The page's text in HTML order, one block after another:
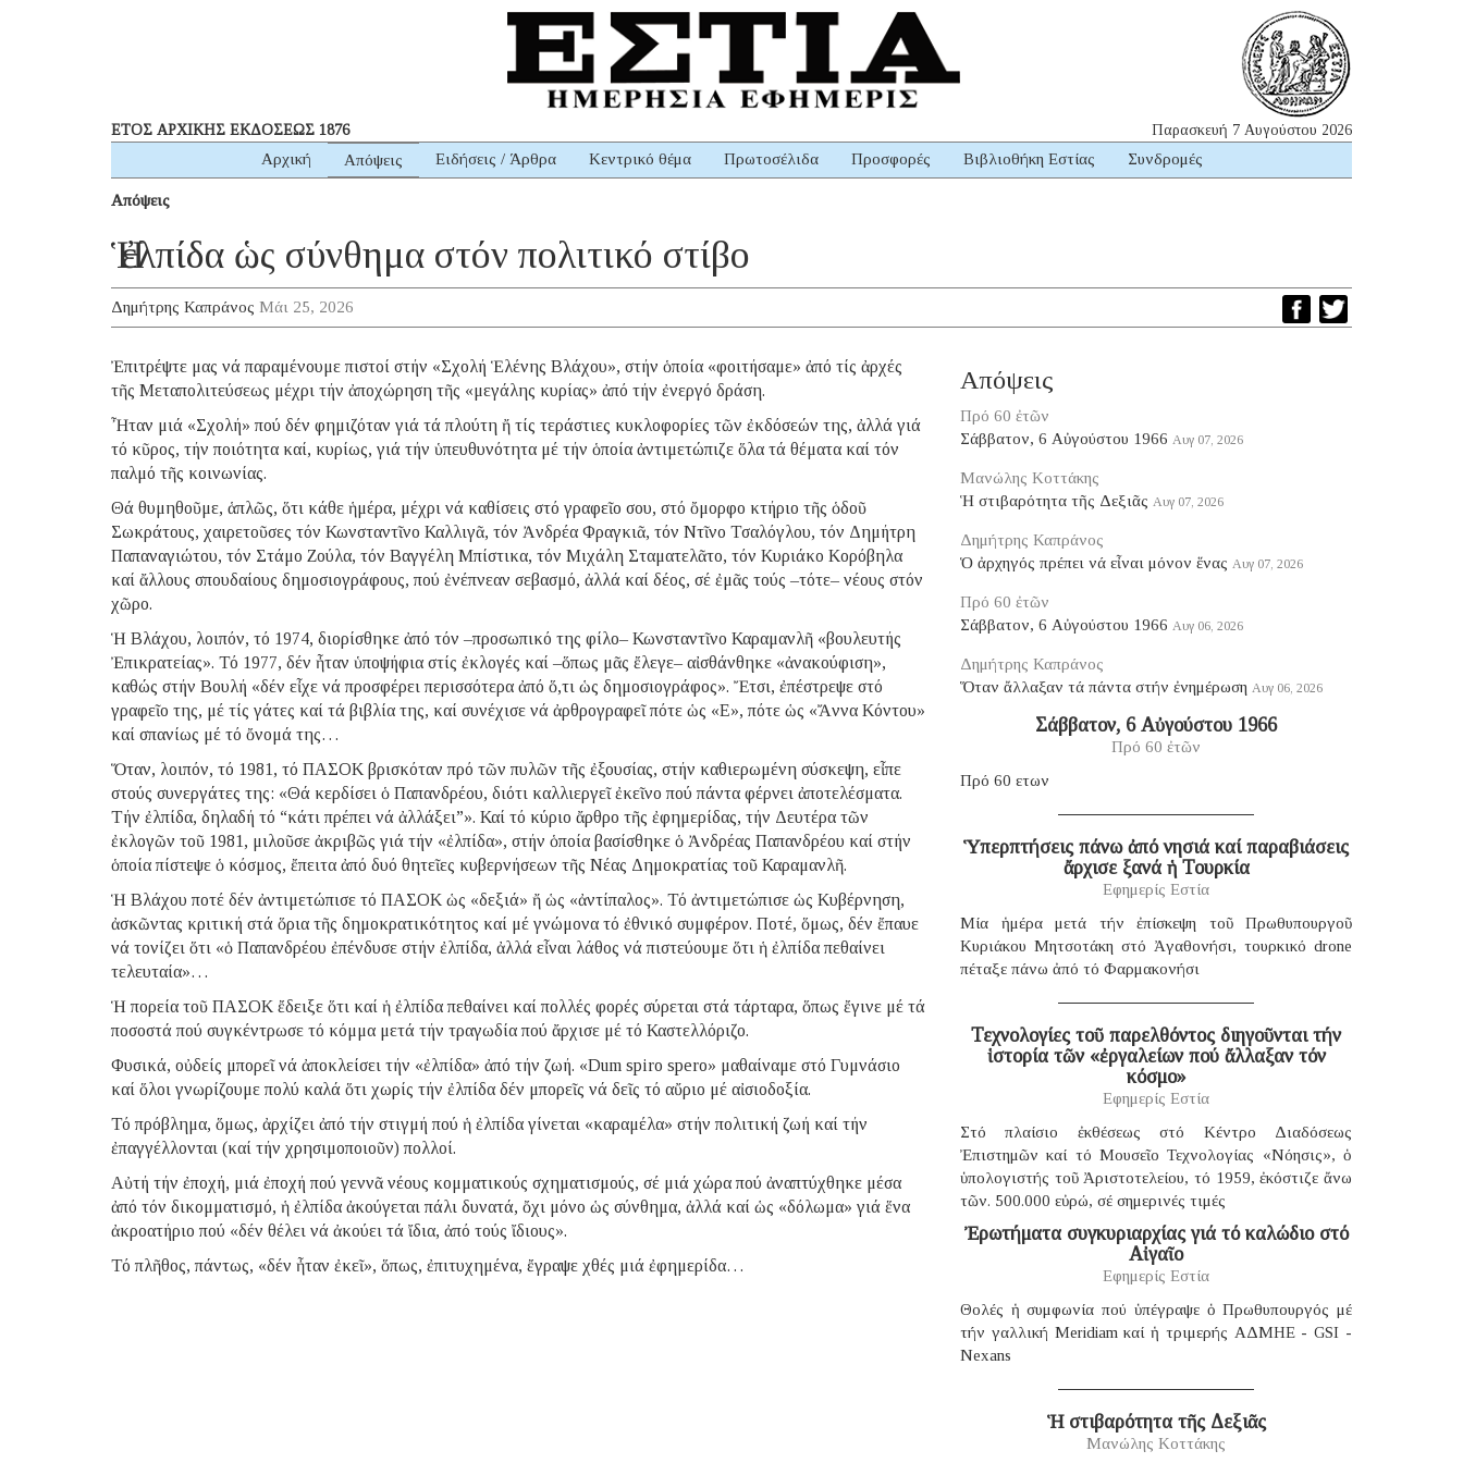
ΕΤΟΣ ΑΡΧΙΚΗΣ ΕΚΔΟΣΕΩΣ 1876 Παρασκευή 7 Αυγούστου 2026
Αρχική Απόψεις Ειδήσεις / Άρθρα Κεντρικό θέμα Πρωτοσέλιδα Προσφορές Βιβλιοθήκη Εστίας Συνδρομές
Απόψεις
Ἡ ἐλπίδα ὡς σύνθημα στόν πολιτικό στίβο
Δημήτρης Καπράνος Μάι 25, 2026
Ἐπιτρέψτε μας νά παραμένουμε πιστοί στήν «Σχολή Ἑλένης Βλάχου», στήν ὁποία «φοιτήσαμε» ἀπό τίς ἀρχές
τῆς Μεταπολιτεύσεως μέχρι τήν ἀποχώρηση τῆς «μεγάλης κυρίας» ἀπό τήν ἐνεργό δράση.
Ἦταν μιά «Σχολή» πού δέν φημιζόταν γιά τά πλούτη ἤ τίς τεράστιες κυκλοφορίες τῶν ἐκδόσεών της, ἀλλά γιά
τό κῦρος, τήν ποιότητα καί, κυρίως, γιά τήν ὑπευθυνότητα μέ τήν ὁποία ἀντιμετώπιζε ὅλα τά θέματα καί τόν
παλμό τῆς κοινωνίας.
Θά θυμηθοῦμε, ἁπλῶς, ὅτι κάθε ἡμέρα, μέχρι νά καθίσεις στό γραφεῖο σου, στό ὄμορφο κτήριο τῆς ὁδοῦ
Σωκράτους, χαιρετοῦσες τόν Κωνσταντῖνο Καλλιγᾶ, τόν Ἀνδρέα Φραγκιᾶ, τόν Ντῖνο Τσαλόγλου, τόν Δημήτρη
Παπαναγιώτου, τόν Στάμο Ζούλα, τόν Βαγγέλη Μπίστικα, τόν Μιχάλη Σταματελᾶτο, τόν Κυριάκο Κορόβηλα
καί ἄλλους σπουδαίους δημοσιογράφους, πού ἐνέπνεαν σεβασμό, ἀλλά καί δέος, σέ ἐμᾶς τούς –τότε– νέους στόν
χῶρο.
Ἡ Βλάχου, λοιπόν, τό 1974, διορίσθηκε ἀπό τόν –προσωπικό της φίλο– Κωνσταντῖνο Καραμανλῆ «βουλευτής
Ἐπικρατείας». Τό 1977, δέν ἦταν ὑποψήφια στίς ἐκλογές καί –ὅπως μᾶς ἔλεγε– αἰσθάνθηκε «ἀνακούφιση»,
καθώς στήν Βουλή «δέν εἶχε νά προσφέρει περισσότερα ἀπό ὅ,τι ὡς δημοσιογράφος». Ἔτσι, ἐπέστρεψε στό
γραφεῖο της, μέ τίς γάτες καί τά βιβλία της, καί συνέχισε νά ἀρθρογραφεῖ πότε ὡς «Ε», πότε ὡς «Ἄννα Κόντου»
καί σπανίως μέ τό ὄνομά της…
Ὅταν, λοιπόν, τό 1981, τό ΠΑΣΟΚ βρισκόταν πρό τῶν πυλῶν τῆς ἐξουσίας, στήν καθιερωμένη σύσκεψη, εἶπε
στούς συνεργάτες της: «Θά κερδίσει ὁ Παπανδρέου, διότι καλλιεργεῖ ἐκεῖνο πού πάντα φέρνει ἀποτελέσματα.
Τήν ἐλπίδα, δηλαδή τό “κάτι πρέπει νά ἀλλάξει”». Καί τό κύριο ἄρθρο τῆς ἐφημερίδας, τήν Δευτέρα τῶν
ἐκλογῶν τοῦ 1981, μιλοῦσε ἀκριβῶς γιά τήν «ἐλπίδα», στήν ὁποία βασίσθηκε ὁ Ἀνδρέας Παπανδρέου καί στήν
ὁποία πίστεψε ὁ κόσμος, ἔπειτα ἀπό δυό θητεῖες κυβερνήσεων τῆς Νέας Δημοκρατίας τοῦ Καραμανλῆ.
Ἡ Βλάχου ποτέ δέν ἀντιμετώπισε τό ΠΑΣΟΚ ὡς «δεξιά» ἤ ὡς «ἀντίπαλος». Τό ἀντιμετώπισε ὡς Κυβέρνηση,
ἀσκῶντας κριτική στά ὅρια τῆς δημοκρατικότητος καί μέ γνώμονα τό ἐθνικό συμφέρον. Ποτέ, ὅμως, δέν ἔπαυε
νά τονίζει ὅτι «ὁ Παπανδρέου ἐπένδυσε στήν ἐλπίδα, ἀλλά εἶναι λάθος νά πιστεύουμε ὅτι ἡ ἐλπίδα πεθαίνει
τελευταία»…
Ἡ πορεία τοῦ ΠΑΣΟΚ ἔδειξε ὅτι καί ἡ ἐλπίδα πεθαίνει καί πολλές φορές σύρεται στά τάρταρα, ὅπως ἔγινε μέ τά
ποσοστά πού συγκέντρωσε τό κόμμα μετά τήν τραγωδία πού ἄρχισε μέ τό Καστελλόριζο.
Φυσικά, οὐδείς μπορεῖ νά ἀποκλείσει τήν «ἐλπίδα» ἀπό τήν ζωή. «Dum spiro spero» μαθαίναμε στό Γυμνάσιο
καί ὅλοι γνωρίζουμε πολύ καλά ὅτι χωρίς τήν ἐλπίδα δέν μπορεῖς νά δεῖς τό αὔριο μέ αἰσιοδοξία.
Τό πρόβλημα, ὅμως, ἀρχίζει ἀπό τήν στιγμή πού ἡ ἐλπίδα γίνεται «καραμέλα» στήν πολιτική ζωή καί τήν
ἐπαγγέλλονται (καί τήν χρησιμοποιοῦν) πολλοί.
Αὐτή τήν ἐποχή, μιά ἐποχή πού γεννᾶ νέους κομματικούς σχηματισμούς, σέ μιά χώρα πού ἀναπτύχθηκε μέσα
ἀπό τόν δικομματισμό, ἡ ἐλπίδα ἀκούγεται πάλι δυνατά, ὄχι μόνο ὡς σύνθημα, ἀλλά καί ὡς «δόλωμα» γιά ἕνα
ἀκροατήριο πού «δέν θέλει νά ἀκούει τά ἴδια, ἀπό τούς ἴδιους».
Τό πλῆθος, πάντως, «δέν ἦταν ἐκεῖ», ὅπως, ἐπιτυχημένα, ἔγραψε χθές μιά ἐφημερίδα…
Απόψεις
Πρό 60 ἐτῶν
Σάββατον, 6 Αὐγούστου 1966 Αυγ 07, 2026
Μανώλης Κοττάκης
Ἡ στιβαρότητα τῆς Δεξιᾶς Αυγ 07, 2026
Δημήτρης Καπράνος
Ὁ ἀρχηγός πρέπει νά εἶναι μόνον ἕνας Αυγ 07, 2026
Πρό 60 ἐτῶν
Σάββατον, 6 Αὐγούστου 1966 Αυγ 06, 2026
Δημήτρης Καπράνος
Ὅταν ἄλλαξαν τά πάντα στήν ἐνημέρωση Αυγ 06, 2026
Σάββατον, 6 Αὐγούστου 1966
Πρό 60 ἐτῶν
Πρό 60 ετων
Ὑπερπτήσεις πάνω ἀπό νησιά καί παραβιάσεις
ἄρχισε ξανά ἡ Τουρκία
Εφημερίς Εστία
Μία ἡμέρα μετά τήν ἐπίσκεψη τοῦ Πρωθυπουργοῦ
Κυριάκου Μητσοτάκη στό Ἀγαθονήσι, τουρκικό drone
πέταξε πάνω ἀπό τό Φαρμακονήσι
Τεχνολογίες τοῦ παρελθόντος διηγοῦνται τήν
ἱστορία τῶν «ἐργαλείων πού ἄλλαξαν τόν
κόσμο»
Εφημερίς Εστία
Στό πλαίσιο ἐκθέσεως στό Κέντρο Διαδόσεως
Ἐπιστημῶν καί τό Μουσεῖο Τεχνολογίας «Νόησις», ὁ
ὑπολογιστής τοῦ Ἀριστοτελείου, τό 1959, ἐκόστιζε ἄνω
τῶν. 500.000 εὐρώ, σέ σημερινές τιμές
Ἐρωτήματα συγκυριαρχίας γιά τό καλώδιο στό
Αἰγαῖο
Εφημερίς Εστία
Θολές ἡ συμφωνία πού ὑπέγραψε ὁ Πρωθυπουργός μέ
τήν γαλλική Μeridiam καί ἡ τριμερής ΑΔΜΗΕ - GSI -
Nexans
Ἡ στιβαρότητα τῆς Δεξιᾶς
Μανώλης Κοττάκης